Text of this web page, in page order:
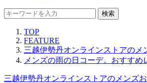
検索
TOP
FEATURE
三越伊勢丹オンラインストアのメ
メンズの雨の日コーデ。おすすめ
三越伊勢丹オンラインストアのメンズ